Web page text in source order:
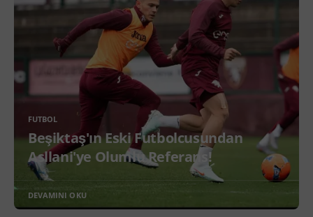
FUTBOL
Beşiktaş'ın Eski Futbolcusundan
Asllani'ye Olumlu Referans!
DEVAMINI OKU